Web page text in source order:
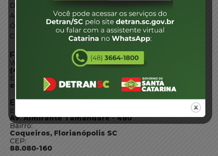
Diário Oficial
Acesso à Informação
Órgãos do Governo
Conheça SC
FALE CONOSCO
WhatsApp:
(48) 3664-1800
E-mail:
centraldeinformacoes@detran.sc.gov.br
ENDEREÇO
Endereço:
Av. Almirante Tamandaré - 480
Bairro:
Coqueiros, Florianópolis SC
CEP:
88.080-160